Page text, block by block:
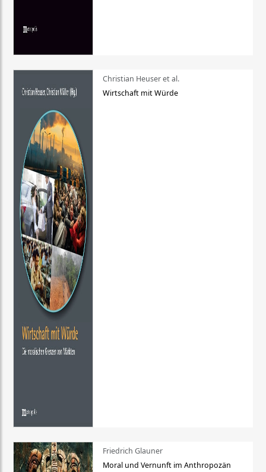
Christian Heuser et al.
Wirtschaft mit Würde
Friedrich Glauner
Moral und Vernunft im Anthropozän